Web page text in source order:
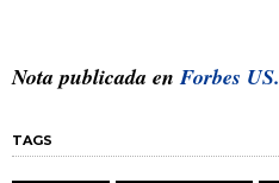
Nota publicada enForbes US.
TAGS